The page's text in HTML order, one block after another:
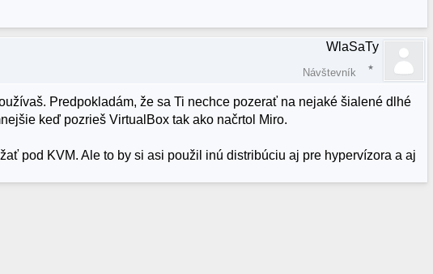
WlaSaTy
Návštevník
Predpokladám, že sa Ti nechce pozerať na nejaké šialené dlhé
keď pozrieš VirtualBox tak ako načrtol Miro.
pod KVM. Ale to by si asi použil inú distribúciu aj pre hypervízora a aj